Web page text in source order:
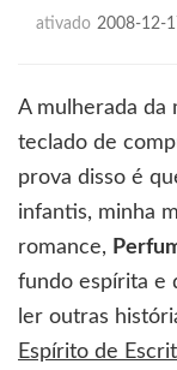
ativado 2008-12-
A mulherada da
teclado de
prova disso é
infantis, minha
romance,
fundo espírita e
ler outras
Espírito de